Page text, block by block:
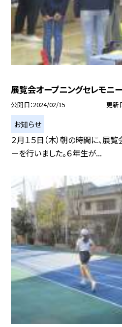
展覧会オープニングセレモニー
公開日 2024/02/15 更新
お知らせ
２月１５日（木）朝の時間に、展
ーを行いました。６年生が...